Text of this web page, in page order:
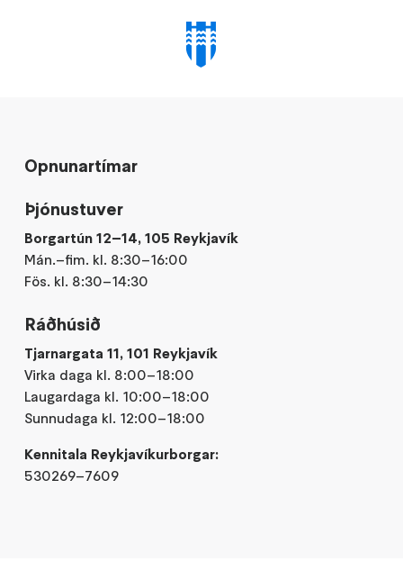
Opnunartímar
Þjónustuver
Borgartún 12–14, 105 Reykjavík
Mán.–fim. kl. 8:30–16:00
Fös. kl. 8:30–14:30
Ráðhúsið
Tjarnargata 11, 101 Reykjavík
Virka daga kl. 8:00–18:00
Laugardaga kl. 10:00–18:00
Sunnudaga kl. 12:00–18:00
Kennitala Reykjavíkurborgar:
530269–7609